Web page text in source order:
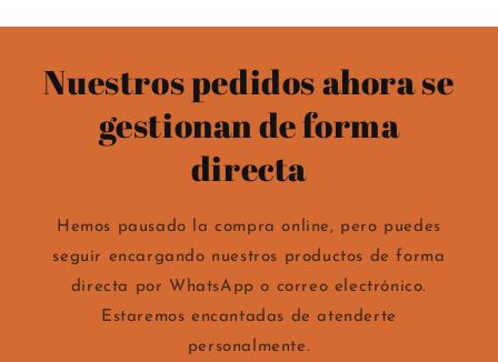
Nuestros pedidos ahora se
gestionan de forma
directa
Hemos pausado la compra online, pero puedes
seguir encargando nuestros productos de forma
directa por WhatsApp o correo electrónico.
Estaremos encantadas de atenderte
personalmente.